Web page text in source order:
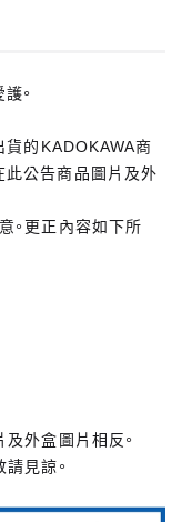
。
的KADOKAWA商
此公告商品圖片及外
。更正內容如下所
及外盒圖片相反。
見諒。